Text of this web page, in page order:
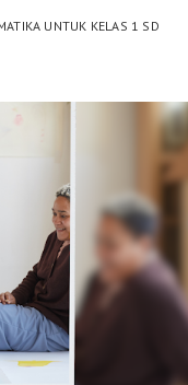
UNTUK KELAS 1 SD